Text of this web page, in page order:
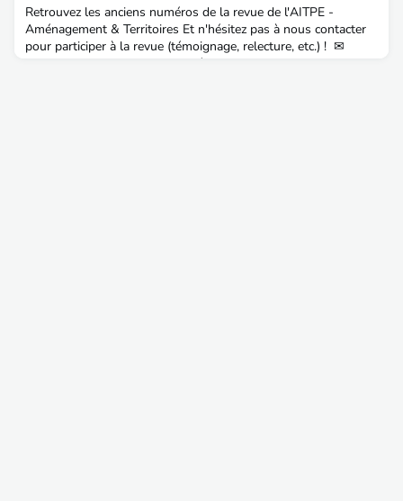
Retrouvez les anciens numéros de la revue de l'AITPE -
Aménagement & Territoires Et n'hésitez pas à nous contacter
pour participer à la revue (témoignage, relecture, etc.) ! ✉
&T83 : Les ingénieur(e)s des TPE et les